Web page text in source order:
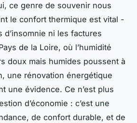
ce genre de souvenir nous
le confort thermique est vital -
d’insomnie ni les factures
de la Loire, où l’humidité
doux mais humides poussent à
une rénovation énergétique
une évidence. Ce n’est plus
d’économie : c’est une
de confort durable, et de